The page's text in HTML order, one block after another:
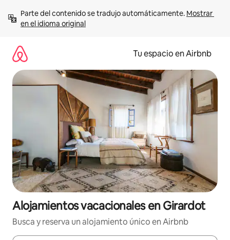
contenido
Parte del contenido se tradujo automáticamente. Mostrar
en el idioma original
Tu espacio en Airbnb
Alojamientos vacacionales en Girardot
Busca y reserva un alojamiento único en Airbnb